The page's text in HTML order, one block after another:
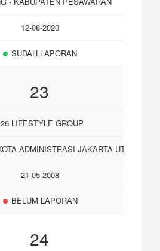
12-08-2020
SUDAH LAPORAN
23
LIFESTYLE GROUP
ADMINISTRASI JAKARTA UTARA
21-05-2008
BELUM LAPORAN
24